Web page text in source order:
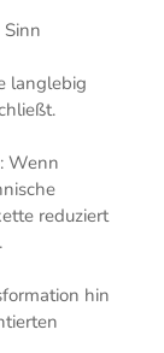
langlebig
Wenn
reduziert
hin